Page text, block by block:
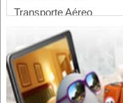
Transporte Aéreo
Aerolíneas
Líneas Aéreas
Transporte Turístico
Vuelos